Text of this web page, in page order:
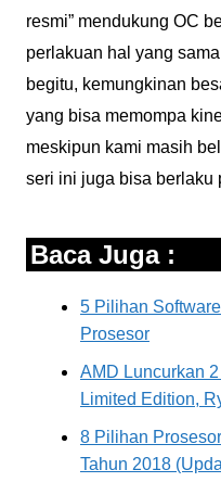
resmi” mendukung OC
perlakuan hal yang
begitu, kemungkinan
yang bisa memompa
meskipun kami masih
seri ini juga bisa berlaku
Baca Juga :
5 Pilihan
Prosesor
AMD Luncurkan
Limited Edition,
8 Pilihan
Tahun 2018